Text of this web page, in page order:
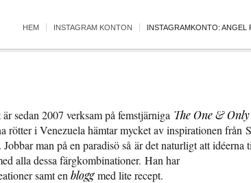
HEM INSTAGRAM KONTON INSTAGRAMKONTO: ANGEL
sedan 2007 verksam på femstjärniga The One & Only
rötter i Venezuela hämtar mycket av inspirationen från
man på en paradisö så är det naturligt att idéerna
alla dessa färgkombinationer. Han har
samt en bloggmed lite recept.